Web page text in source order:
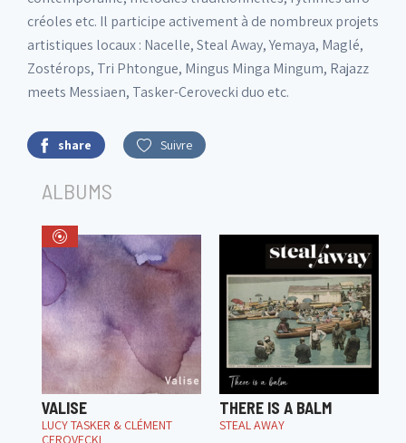
créoles etc. Il participe activement à de nombreux projets
artistiques locaux : Nacelle, Steal Away, Yemaya, Maglé,
Zostérops, Tri Phtongue, Mingus Minga Mingum, Rajazz
meets Messiaen, Tasker-Cerovecki duo etc.
share Suivre
ALBUMS
VALISE
LUCY TASKER & CLÉMENT
CEROVECKI
THERE IS A BALM
STEAL AWAY